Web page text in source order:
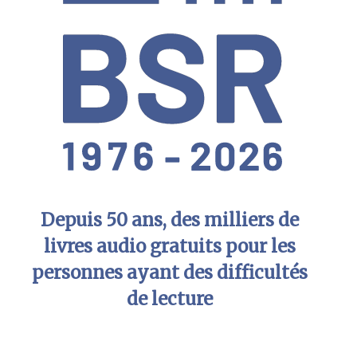
Depuis 50 ans, des milliers de
livres audio gratuits pour les
personnes ayant des difficultés
de lecture